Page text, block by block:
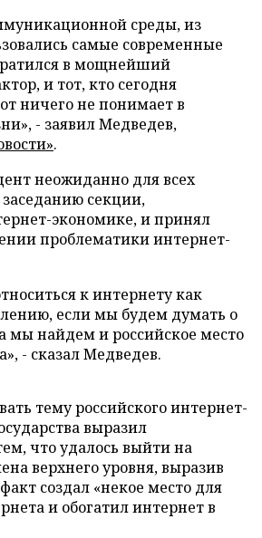
среды, из
самые современные
в мощнейший
и тот, кто сегодня
ничего не понимает в
- заявил Медведев,
.
неожиданно для всех
секции,
экономике, и принял
проблематики интернет-
к интернету как
если мы будем думать о
мы найдем и российское место
- сказал Медведев.
тему российского интернет-
выразил
что удалось выйти на
верхнего уровня, выразив
создал «некое место для
и обогатил интернет в